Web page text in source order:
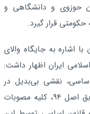
حوزوی و دانشگاهی و
قرار گیرد.
اشاره به جایگاه والای
ایران اظهار داشت:
نقشی بی‌بدیل در
نظارت بر قوانین کشور ایفا می‌کند. مطابق اصل ۹۴، کلیه مصوبات